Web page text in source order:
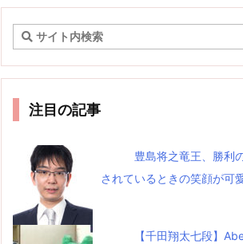
注目の記事
豊島将之竜王、勝利
されているときの笑顔が可
【千田翔太七段】